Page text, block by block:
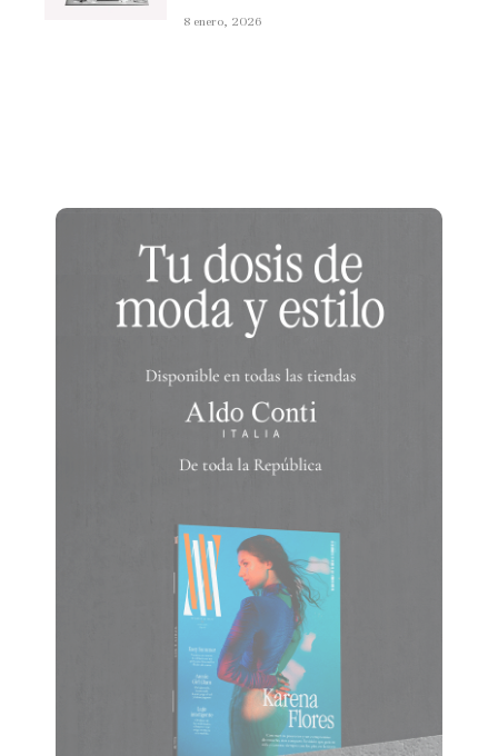
8 enero, 2026